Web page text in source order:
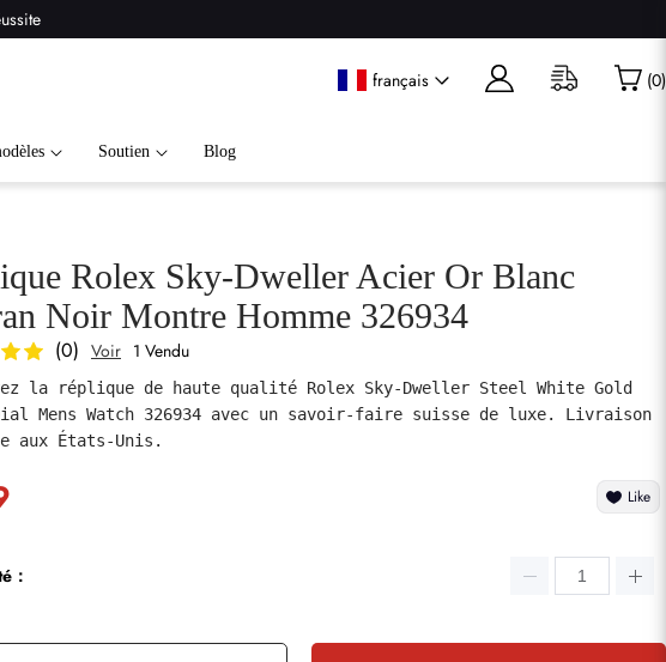
français (0)
Soutien Blog
Rolex Sky-Dweller Acier Or Blanc
Noir Montre Homme 326934
(0) Voir 1 Vendu
la réplique de haute qualité Rolex Sky-Dweller Steel White Gold
Mens Watch 326934 avec un savoir-faire suisse de luxe. Livraison
aux États-Unis.
Like
：